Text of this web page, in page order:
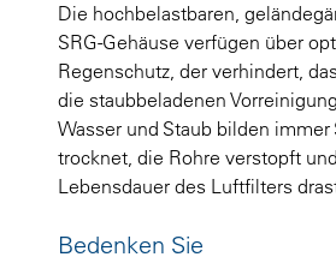
Die hochbelastbaren,
SRG-Gehäuse verfügen über
Regenschutz, der verhindert,
die staubbeladenen
Wasser und Staub bilden immer
trocknet, die Rohre verstopft
Lebensdauer des Luftfilters
Bedenken Sie